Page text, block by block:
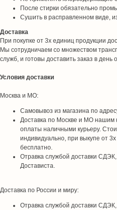
После стирки обязательно
Сушить в расправленном виде,
Доставка
При покупке от 3х единиц продукции
Мы сотрудничаем со множеством
служб, и готовы доставить заказ в
Условия доставки
Москва и МО:
Самовывоз из магазина по
Доставка по Москве и МО нашим
оплаты наличными курьеру.
индивидуально, при выкупе от
бесплатно.
Отравка службой доставки
Достависта.
Доставка по России и миру:
Отравка службой доставки